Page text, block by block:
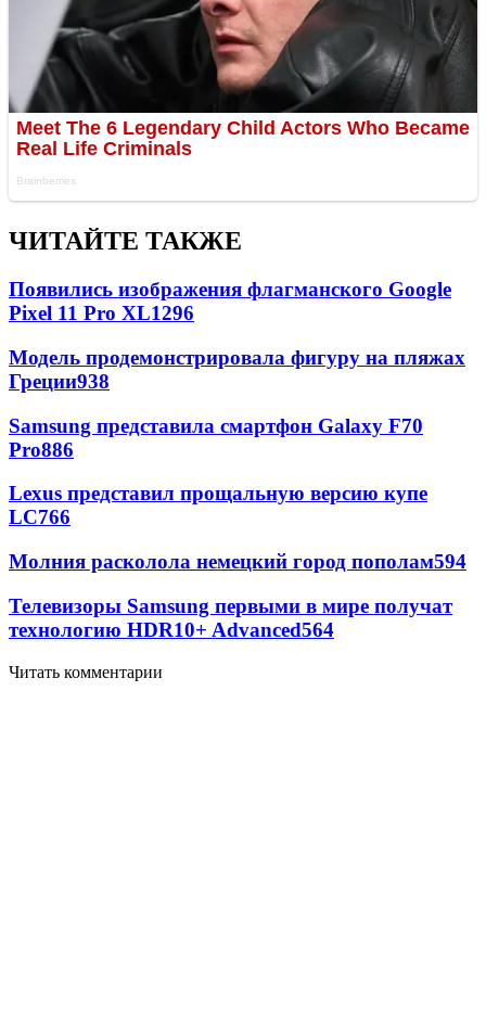
ЧИТАЙТЕ ТАКЖЕ
Появились изображения флагманского Google
Pixel 11 Pro XL1296
Модель продемонстрировала фигуру на пляжах
Греции938
Samsung представила смартфон Galaxy F70
Pro886
Lexus представил прощальную версию купе
LC766
Молния расколола немецкий город пополам594
Телевизоры Samsung первыми в мире получат
технологию HDR10+ Advanced564
Читать комментарии